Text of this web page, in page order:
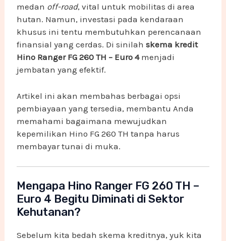
medan off-road, vital untuk mobilitas di area
hutan. Namun, investasi pada kendaraan
khusus ini tentu membutuhkan perencanaan
finansial yang cerdas. Di sinilahskema kredit
Hino Ranger FG 260 TH – Euro 4menjadi
jembatan yang efektif.
Artikel ini akan membahas berbagai opsi
pembiayaan yang tersedia, membantu Anda
memahami bagaimana mewujudkan
kepemilikan Hino FG 260 TH tanpa harus
membayar tunai di muka.
Mengapa Hino Ranger FG 260 TH –
Euro 4 Begitu Diminati di Sektor
Kehutanan?
Sebelum kita bedah skema kreditnya, yuk kita